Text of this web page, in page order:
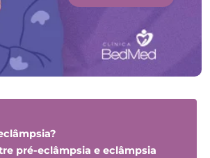
pré-eclâmpsia e eclâmpsia